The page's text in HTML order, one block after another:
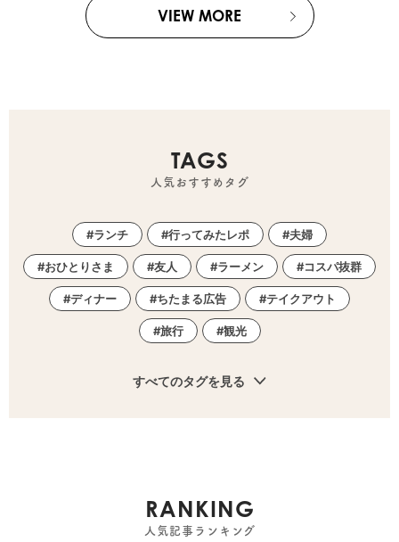
VIEW MORE
TAGS
人気おすすめタグ
ランチ 行ってみたレポ 夫婦
おひとりさま 友人 ラーメン コスパ抜群
ディナー ちたまる広告 テイクアウト
旅行 観光
すべてのタグを見る
RANKING
人気記事ランキング